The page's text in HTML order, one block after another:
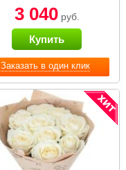
Заказать в один клик
3 040руб.
Купить